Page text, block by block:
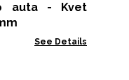
auta - Kvet
See Details